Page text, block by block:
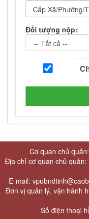
Cấp Xã/Phường/
Đối tượng nộp:
Cơ quan chủ
Địa chỉ cơ quan chủ quản:
E-mail:
Đơn vị quản lý, vận hành
Số điện thoại